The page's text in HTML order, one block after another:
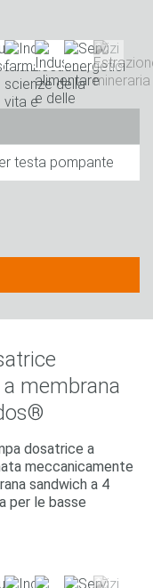
testa pompante
membrana
dosatrice a
meccanicamente
sandwich a 4
per le basse